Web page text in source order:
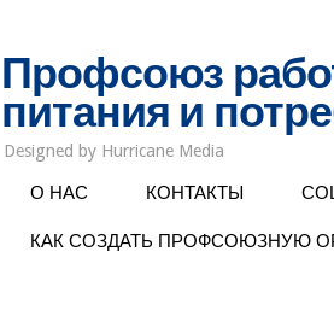
Профсоюз
питания и
Designed by Hurricane Media
О НАС КОНТАКТЫ
КАК СОЗДАТЬ ПРОФСОЮЗНУЮ